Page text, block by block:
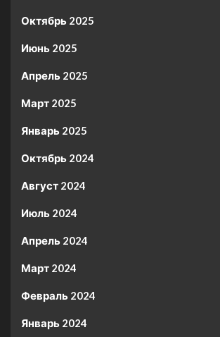
Октябрь 2025
Июнь 2025
Апрель 2025
Март 2025
Январь 2025
Октябрь 2024
Август 2024
Июль 2024
Апрель 2024
Март 2024
Февраль 2024
Январь 2024